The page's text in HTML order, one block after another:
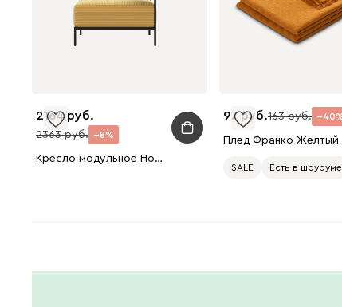
2164
2363 8
Кресло модульное Нолан Рогожка Желтый/Черный
97 163 40
SALE Есть в шоуруме